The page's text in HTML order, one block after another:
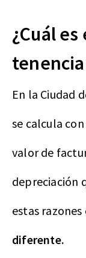
¿Cuál
tenencia
En la Ciudad
se calcula
valor de
depreciación
estas razones
diferente.